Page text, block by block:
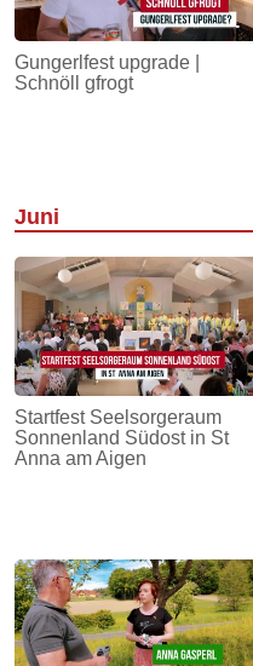
Gungerlfest upgrade |
Schnöll gfrogt
Juni
Startfest Seelsorgeraum
Sonnenland Südost in St
Anna am Aigen